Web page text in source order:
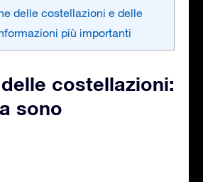
delle costellazioni e delle
più importanti
costellazioni:
sono